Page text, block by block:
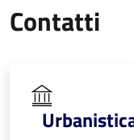
Contatti